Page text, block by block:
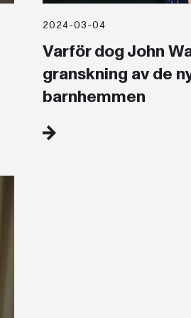
2024-03-04
Varför dog John
granskning av de
barnhemmen